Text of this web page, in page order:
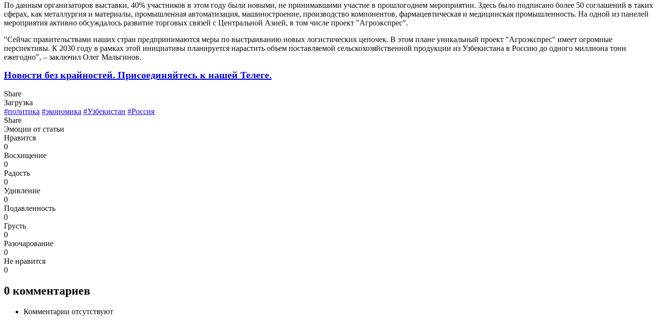
По данным организаторов выставки, 40% участников в этом году были новыми, не принимавшими участие в прошлогоднем мероприятии. Здесь было подписано более 50 соглашений в таких
сферах, как металлургия и материалы, промышленная автоматизация, машиностроение, производство компонентов, фармацевтическая и медицинская промышленность. На одной из панелей
мероприятия активно обсуждалось развитие торговых связей с Центральной Азией, в том числе проект "Агроэкспрес".
"Сейчас правительствами наших стран предпринимаются меры по выстраиванию новых логистических цепочек. В этом плане уникальный проект "Агроэкспрес" имеет огромные
перспективы. К 2030 году в рамках этой инициативы планируется нарастить объем поставляемой сельскохозяйственной продукции из Узбекистана в Россию до одного миллиона тонн
ежегодно", – заключил Олег Мальгинов.
Новости без крайностей. Присоединяйтесь к нашей Телеге.
Share
Загрузка
#политика #экономика #Узбекистан #Россия
Share
Эмоции от статьи
Нравится
0
Восхищение
0
Радость
0
Удивление
0
Подавленность
0
Грусть
0
Разочарование
0
Не нравится
0
0 комментариев
Комментарии отсутствуют